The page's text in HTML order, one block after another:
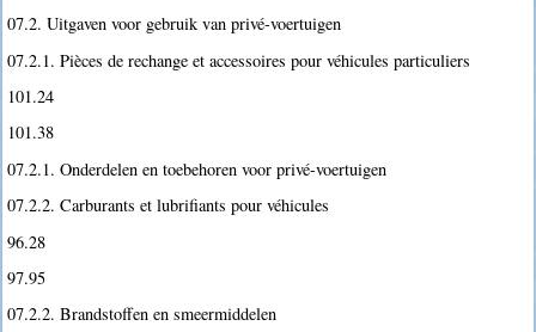
07.2. Uitgaven voor gebruik van privé-voertuigen
07.2.1. Pièces de rechange et accessoires pour véhicules particuliers
101.24
101.38
07.2.1. Onderdelen en toebehoren voor privé-voertuigen
07.2.2. Carburants et lubrifiants pour véhicules
96.28
97.95
07.2.2. Brandstoffen en smeermiddelen